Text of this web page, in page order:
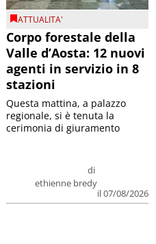
ATTUALITA'
Corpo forestale della
Valle d’Aosta: 12 nuovi
agenti in servizio in 8
stazioni
di
ethienne bredy
il 07/08/2026
Questa mattina, a palazzo
regionale, si è tenuta la
cerimonia di giuramento